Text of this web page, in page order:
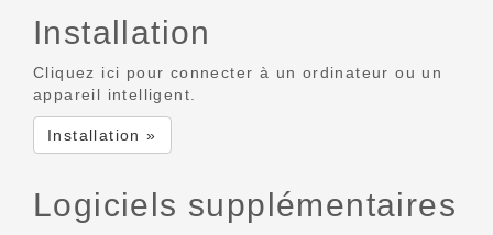
Installation
Cliquez ici pour connecter à un ordinateur ou un
appareil intelligent.
Installation »
Logiciels supplémentaires